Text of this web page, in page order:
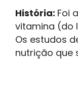
História: Foi
vitamina (do
Os estudos
nutrição que